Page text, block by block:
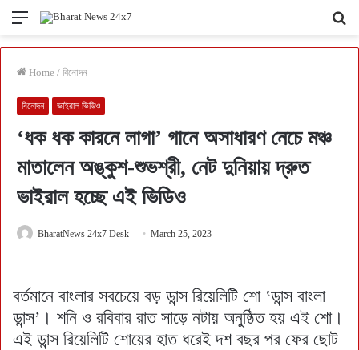
Menu
Home / বিনোদন
বিনোদন ভাইরাল ভিডিও
‘ধক ধক কারনে লাগা’ গানে অসাধারণ নেচে মঞ্চ
মাতালেন অঙ্কুশ-শুভশ্রী, নেট দুনিয়ায় দ্রুত
ভাইরাল হচ্ছে এই ভিডিও
BharatNews 24x7 Desk March 25, 2023
বর্তমানে বাংলার সবচেয়ে বড় ডান্স রিয়েলিটি শো ‛ডান্স বাংলা
ডান্স’। শনি ও রবিবার রাত সাড়ে নটায় অনুষ্ঠিত হয় এই শো।
এই ডান্স রিয়েলিটি শোয়ের হাত ধরেই দশ বছর পর ফের ছোট